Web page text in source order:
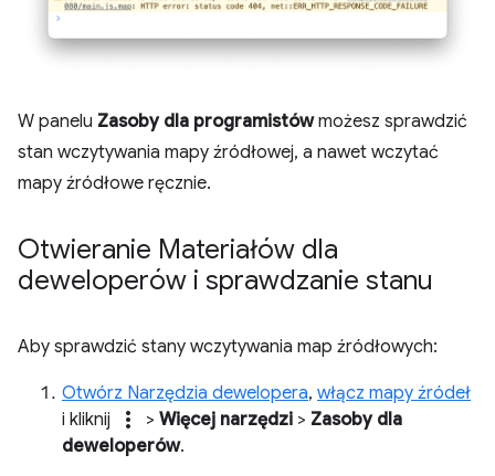
W panelu Zasoby dla programistówmożesz sprawdzić
stan wczytywania mapy źródłowej, a nawet wczytać
mapy źródłowe ręcznie.
Otwieranie Materiałów dla
deweloperów i sprawdzanie stanu
Aby sprawdzić stany wczytywania map źródłowych:
Otwórz Narzędzia dewelopera, włącz mapy źródeł
i kliknij
more_vert > Więcej narzędzi > Zasoby dla
deweloperów.